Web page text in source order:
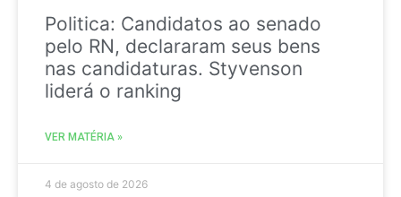
Politica: Candidatos ao senado
pelo RN, declararam seus bens
nas candidaturas. Styvenson
liderá o ranking
VER MATÉRIA »
4 de agosto de 2026